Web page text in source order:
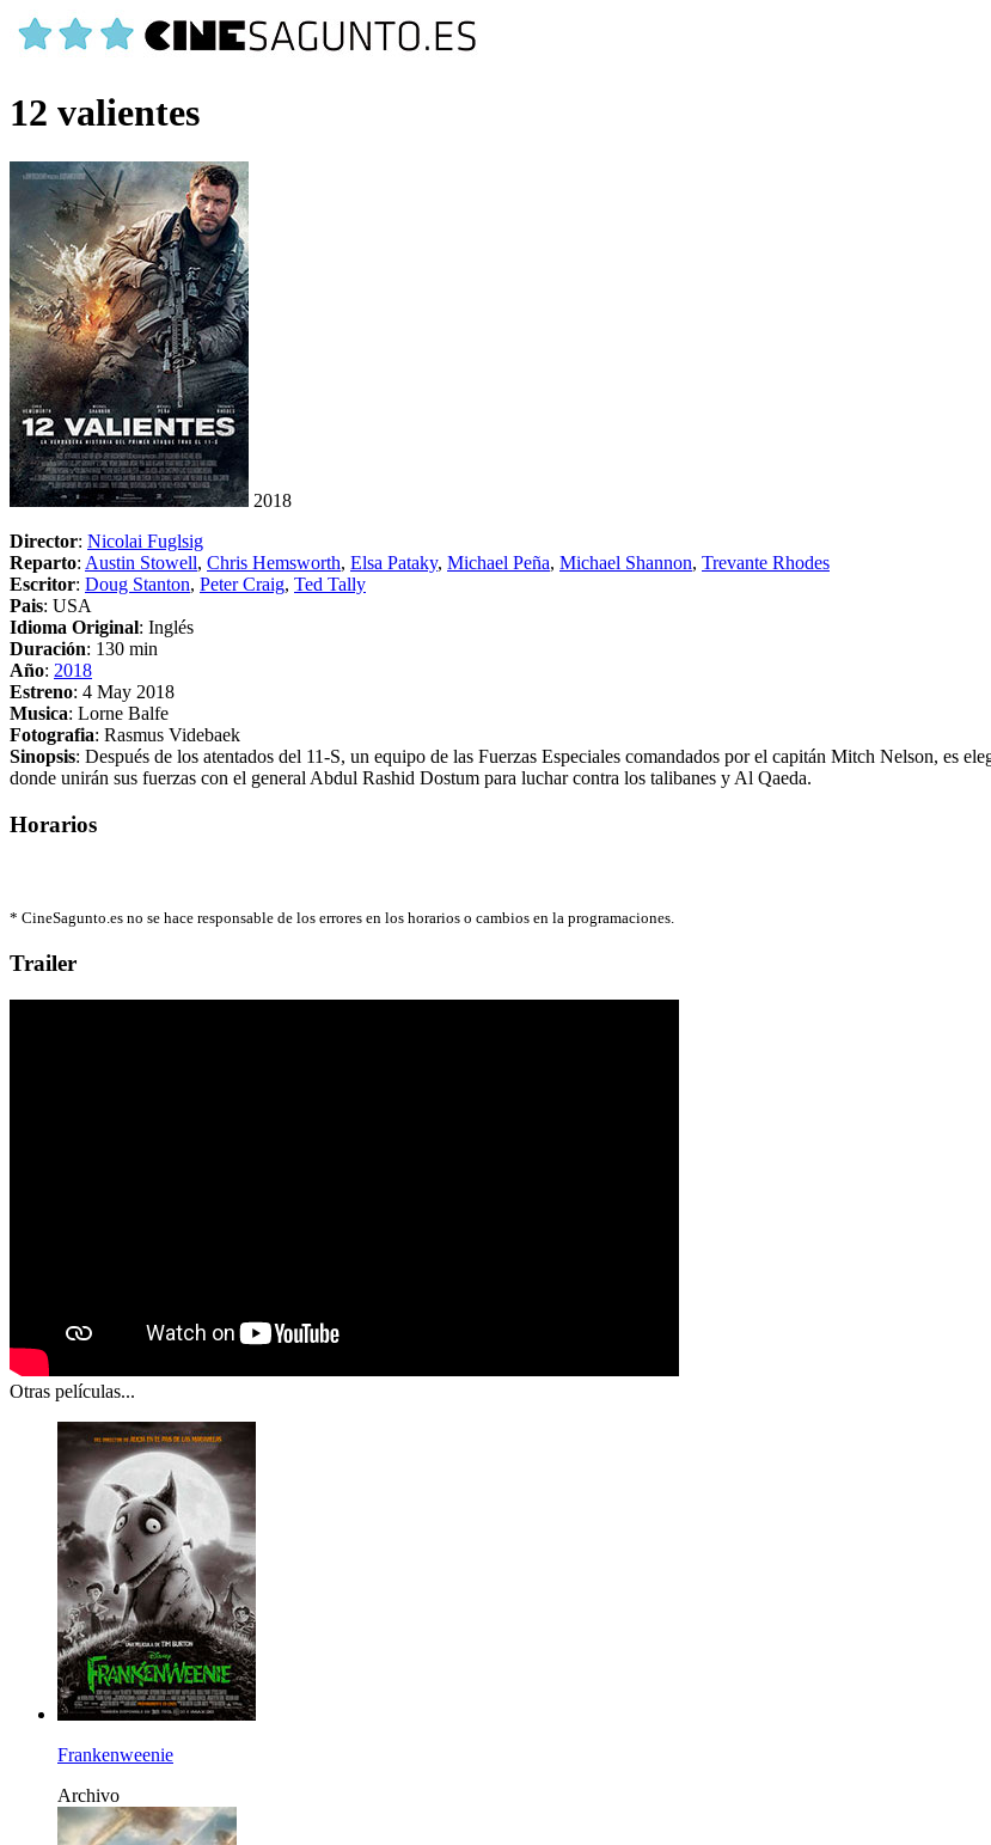
12 valientes
2018
Director: Nicolai Fuglsig
Reparto: Austin Stowell, Chris Hemsworth, Elsa Pataky, Michael Peña, Michael Shannon, Trevante Rhodes
Escritor: Doug Stanton, Peter Craig, Ted Tally
Pais: USA
Idioma Original: Inglés
Duración: 130 min
Año: 2018
Estreno: 4 May 2018
Musica: Lorne Balfe
Fotografia: Rasmus Videbaek
Sinopsis: Después de los atentados del 11-S, un equipo de las Fuerzas Especiales comandados por el capitán Mitch Nelson, es
donde unirán sus fuerzas con el general Abdul Rashid Dostum para luchar contra los talibanes y Al Qaeda.
Horarios
* CineSagunto.es no se hace responsable de los errores en los horarios o cambios en la programaciones.
Trailer
Otras películas...
Frankenweenie
Archivo